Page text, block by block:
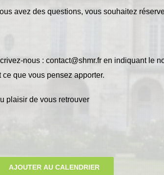
avez des questions, vous souhaitez
nous : contact@shmr.fr en indiquant le
ce que vous pensez apporter.
plaisir de vous retrouver
AJOUTER AU CALENDRIER